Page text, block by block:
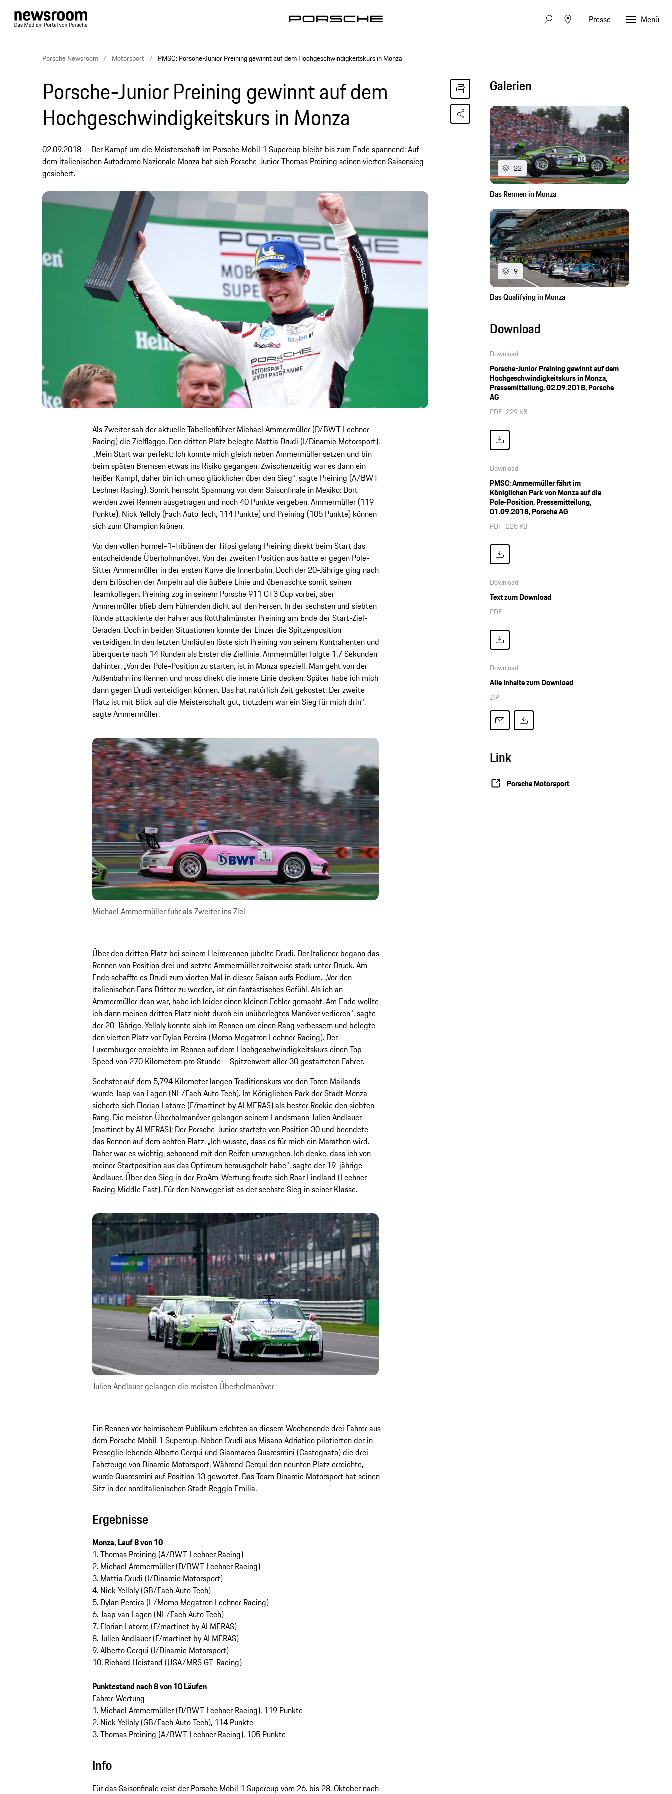
Presse Menü
Porsche Newsroom Motorsport PMSC: Porsche-Junior Preining gewinnt auf dem Hochgeschwindigkeitskurs in Monza
Porsche-Junior Preining gewinnt auf dem
Hochgeschwindigkeitskurs in Monza
02.09.2018
Der Kampf um die Meisterschaft im Porsche Mobil 1 Supercup bleibt bis zum Ende spannend: Auf
dem italienischen Autodromo Nazionale Monza hat sich Porsche-Junior Thomas Preining seinen vierten Saisonsieg
gesichert.
Als Zweiter sah der aktuelle Tabellenführer Michael Ammermüller (D/BWT Lechner
Racing) die Zielflagge. Den dritten Platz belegte Mattia Drudi (I/Dinamic Motorsport).
„Mein Start war perfekt: Ich konnte mich gleich neben Ammermüller setzen und bin
beim späten Bremsen etwas ins Risiko gegangen. Zwischenzeitig war es dann ein
heißer Kampf, daher bin ich umso glücklicher über den Sieg“, sagte Preining (A/BWT
Lechner Racing). Somit herrscht Spannung vor dem Saisonfinale in Mexiko: Dort
werden zwei Rennen ausgetragen und noch 40 Punkte vergeben. Ammermüller (119
Punkte), Nick Yelloly (Fach Auto Tech, 114 Punkte) und Preining (105 Punkte) können
sich zum Champion krönen.
Vor den vollen Formel-1-Tribünen der Tifosi gelang Preining direkt beim Start das
entscheidende Überholmanöver. Von der zweiten Position aus hatte er gegen Pole-
Sitter Ammermüller in der ersten Kurve die Innenbahn. Doch der 20-Jährige ging nach
dem Erlöschen der Ampeln auf die äußere Linie und überraschte somit seinen
Teamkollegen. Preining zog in seinem Porsche 911 GT3 Cup vorbei, aber
Ammermüller blieb dem Führenden dicht auf den Fersen. In der sechsten und siebten
Runde attackierte der Fahrer aus Rotthalmünster Preining am Ende der Start-Ziel-
Geraden. Doch in beiden Situationen konnte der Linzer die Spitzenposition
verteidigen. In den letzten Umläufen löste sich Preining von seinem Kontrahenten und
überquerte nach 14 Runden als Erster die Ziellinie. Ammermüller folgte 1,7 Sekunden
dahinter. „Von der Pole-Position zu starten, ist in Monza speziell. Man geht von der
Außenbahn ins Rennen und muss direkt die innere Linie decken. Später habe ich mich
dann gegen Drudi verteidigen können. Das hat natürlich Zeit gekostet. Der zweite
Platz ist mit Blick auf die Meisterschaft gut, trotzdem war ein Sieg für mich drin“,
sagte Ammermüller.
Michael Ammermüller fuhr als Zweiter ins Ziel
Über den dritten Platz bei seinem Heimrennen jubelte Drudi. Der Italiener begann das
Rennen von Position drei und setzte Ammermüller zeitweise stark unter Druck. Am
Ende schaffte es Drudi zum vierten Mal in dieser Saison aufs Podium. „Vor den
italienischen Fans Dritter zu werden, ist ein fantastisches Gefühl. Als ich an
Ammermüller dran war, habe ich leider einen kleinen Fehler gemacht. Am Ende wollte
ich dann meinen dritten Platz nicht durch ein unüberlegtes Manöver verlieren“, sagte
der 20-Jährige. Yelloly konnte sich im Rennen um einen Rang verbessern und belegte
den vierten Platz vor Dylan Pereira (Momo Megatron Lechner Racing). Der
Luxemburger erreichte im Rennen auf dem Hochgeschwindigkeitskurs einen Top-
Speed von 270 Kilometern pro Stunde – Spitzenwert aller 30 gestarteten Fahrer.
Sechster auf dem 5,794 Kilometer langen Traditionskurs vor den Toren Mailands
wurde Jaap van Lagen (NL/Fach Auto Tech). Im Königlichen Park der Stadt Monza
sicherte sich Florian Latorre (F/martinet by ALMERAS) als bester Rookie den siebten
Rang. Die meisten Überholmanöver gelangen seinem Landsmann Julien Andlauer
(martinet by ALMERAS): Der Porsche-Junior startete von Position 30 und beendete
das Rennen auf dem achten Platz. „Ich wusste, dass es für mich ein Marathon wird.
Daher war es wichtig, schonend mit den Reifen umzugehen. Ich denke, dass ich von
meiner Startposition aus das Optimum herausgeholt habe“, sagte der 19-jährige
Andlauer. Über den Sieg in der ProAm-Wertung freute sich Roar Lindland (Lechner
Racing Middle East). Für den Norweger ist es der sechste Sieg in seiner Klasse.
Julien Andlauer gelangen die meisten Überholmanöver
Ein Rennen vor heimischem Publikum erlebten an diesem Wochenende drei Fahrer aus
dem Porsche Mobil 1 Supercup. Neben Drudi aus Misano Adriatico pilotierten der in
Preseglie lebende Alberto Cerqui und Gianmarco Quaresmini (Castegnato) die drei
Fahrzeuge von Dinamic Motorsport. Während Cerqui den neunten Platz erreichte,
wurde Quaresmini auf Position 13 gewertet. Das Team Dinamic Motorsport hat seinen
Sitz in der norditalienischen Stadt Reggio Emilia.
Ergebnisse
Monza, Lauf 8 von 10
1. Thomas Preining (A/BWT Lechner Racing)
2. Michael Ammermüller (D/BWT Lechner Racing)
3. Mattia Drudi (I/Dinamic Motorsport)
4. Nick Yelloly (GB/Fach Auto Tech)
5. Dylan Pereira (L/Momo Megatron Lechner Racing)
6. Jaap van Lagen (NL/Fach Auto Tech)
7. Florian Latorre (F/martinet by ALMERAS)
8. Julien Andlauer (F/martinet by ALMERAS)
9. Alberto Cerqui (I/Dinamic Motorsport)
10. Richard Heistand (USA/MRS GT-Racing)
Punktestand nach 8 von 10 Läufen
Fahrer-Wertung
1. Michael Ammermüller (D/BWT Lechner Racing), 119 Punkte
2. Nick Yelloly (GB/Fach Auto Tech), 114 Punkte
3. Thomas Preining (A/BWT Lechner Racing), 105 Punkte
Info
Für das Saisonfinale reist der Porsche Mobil 1 Supercup vom 26. bis 28. Oktober nach
Galerien
22
Das Rennen in Monza
9
Das Qualifying in Monza
Download
Download
Porsche-Junior Preining gewinnt auf dem
Hochgeschwindigkeitskurs in Monza,
Pressemitteilung, 02.09.2018, Porsche
AG
PDF 229 KB
Download
PMSC: Ammermüller fährt im
Königlichen Park von Monza auf die
Pole-Position, Pressemitteilung,
01.09.2018, Porsche AG
PDF 225 KB
Download
Text zum Download
PDF
Download
Alle Inhalte zum Download
ZIP
Link
Porsche Motorsport